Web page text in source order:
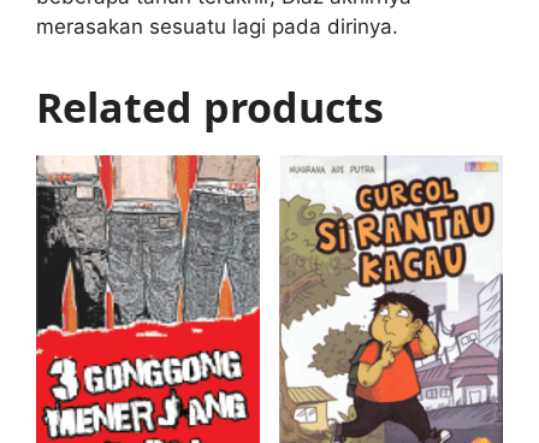
merasakan sesuatu lagi pada dirinya.
Related products